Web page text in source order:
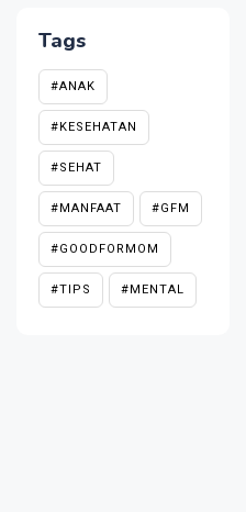
Tags
#ANAK
#KESEHATAN
#SEHAT
#MANFAAT #GFM
#GOODFORMOM
#TIPS #MENTAL